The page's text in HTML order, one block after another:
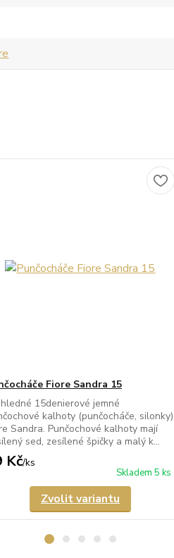
Fiore Sandra 15
15denierové jemné
kalhoty (punčocháče, silonky)
Sandra. Punčochové kalhoty mají
sed, zesílené špičky a malý k...
Kč/ks
Skladem 5 ks
Zvolit variantu